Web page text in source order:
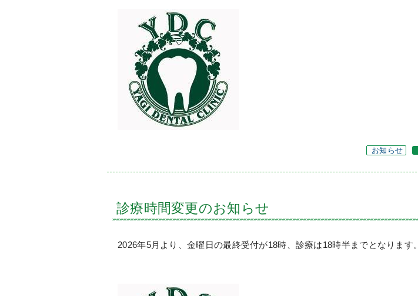
お知らせ
診療時間変更のお知らせ
2026年5月より、金曜日の最終受付が18時、診療は18時半までとなります。